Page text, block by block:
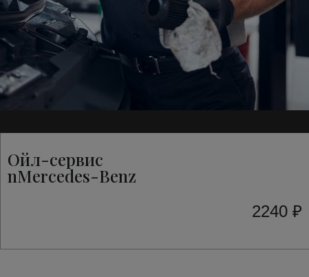
Ойл-сервис
nMercedes-Benz
2240 ₽